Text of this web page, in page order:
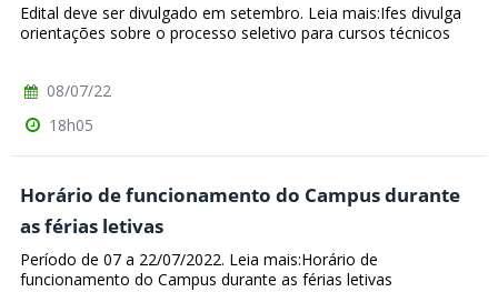
Edital deve ser divulgado em setembro. Leia mais:Ifes divulga
orientações sobre o processo seletivo para cursos técnicos
08/07/22
18h05
Horário de funcionamento do Campus durante
as férias letivas
Período de 07 a 22/07/2022. Leia mais:Horário de
funcionamento do Campus durante as férias letivas